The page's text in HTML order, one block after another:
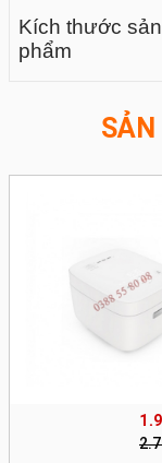
Kích thước sản
phẩm
SẢN